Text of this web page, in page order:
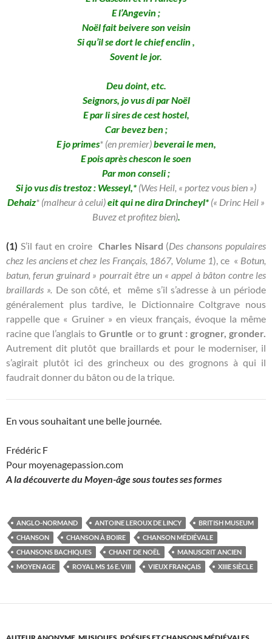
E l’Angevin ;
Noël fait beivere son veisin
Si qu’il se dort le chief enclin ,
Sovent le jor.
Deu doint, etc.
Seignors, jo vus di par Noël
E par li sires de cest hostel,
Car bevez ben ;
E jo primes* (en premier)beverai le men,
E pois après chescon le soen
Par mon conseli ;
Si jo vus dis trestoz : Wesseyl,* (Wes Heil, « portez vous bien »)
Dehaiz* (malheur à celui)eit qui ne dira Drincheyl* (« Drinc Heil »
Buvez et profitez bien).
(1) S’il faut en croire Charles Nisard (Des chansons populaires
chez les anciens et chez les Français, 1867, Volume 1), ce « Botun,
batun, ferun gruinard » pourrait être un « appel à bâton contre les
braillards ». De son côté, et même s’il s’adresse à un période
généralement plus tardive, le Dictionnaire Coltgrave nous
rappelle que « Gruiner » en vieux français, évoque la même
racine que l’anglais toGruntle or togrunt : grogner, gronder.
Autrement dit plutôt que braillards et pour le moderniser, il
s’agirait plutôt ici des grincheux ou des grognons à qui il
faudrait donner du bâton ou de la trique.
En vous souhaitant une belle journée.
Frédéric F
Pour moyenagepassion.com
A la découverte du Moyen-âge sous toutes ses formes
ANGLO-NORMAND ANTOINE LEROUX DE LINCY
BRITISH MUSEUM
CHANSON
CHANSON À BOIRE
CHANSON MÉDIÉVALE
CHANSONS BACHIQUES
CHANT DE NOËL
MANUSCRIT ANCIEN
MOYEN AGE
ROYAL MS 16 E. VIII VIEUX FRANÇAIS XIIIE SIÈCLE